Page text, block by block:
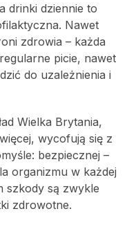
drinki dziennie to
Nawet
zdrowia – każda
picie, nawet
do uzależnienia i
Wielka Brytania,
wycofują się z
bezpiecznej –
organizmu w każdej
szkody są zwykle
zdrowotne.